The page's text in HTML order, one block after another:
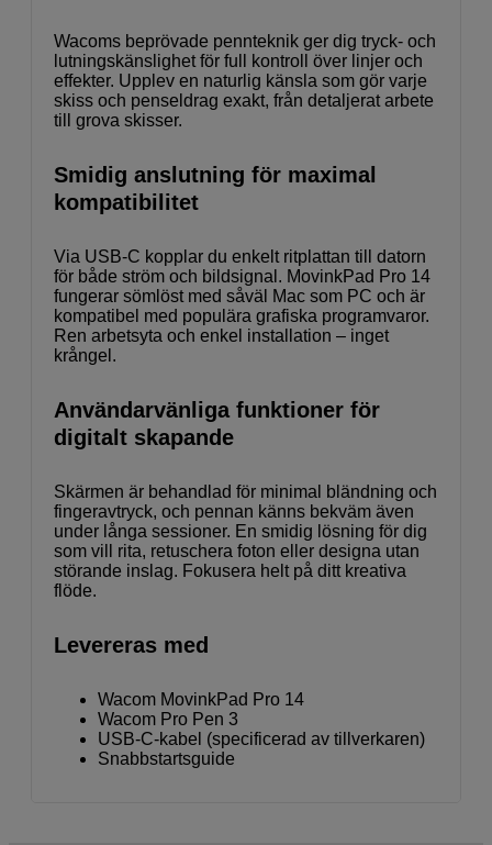
Wacoms beprövade pennteknik ger dig tryck- och
lutningskänslighet för full kontroll över linjer och
effekter. Upplev en naturlig känsla som gör varje
skiss och penseldrag exakt, från detaljerat arbete
till grova skisser.
Smidig anslutning för maximal
kompatibilitet
Via USB-C kopplar du enkelt ritplattan till datorn
för både ström och bildsignal. MovinkPad Pro 14
fungerar sömlöst med såväl Mac som PC och är
kompatibel med populära grafiska programvaror.
Ren arbetsyta och enkel installation – inget
krångel.
Användarvänliga funktioner för
digitalt skapande
Skärmen är behandlad för minimal bländning och
fingeravtryck, och pennan känns bekväm även
under långa sessioner. En smidig lösning för dig
som vill rita, retuschera foton eller designa utan
störande inslag. Fokusera helt på ditt kreativa
flöde.
Levereras med
Wacom MovinkPad Pro 14
Wacom Pro Pen 3
USB-C-kabel (specificerad av tillverkaren)
Snabbstartsguide